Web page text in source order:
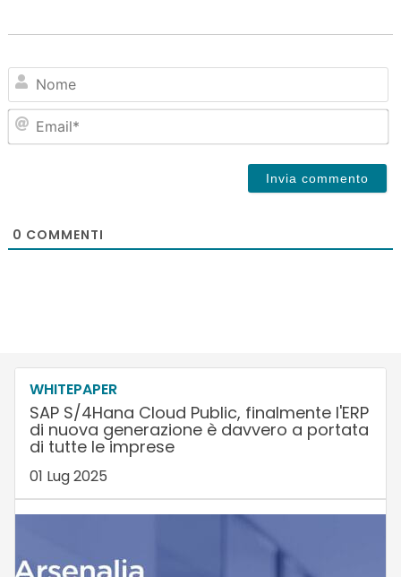
0 COMMENTI
WHITEPAPER
SAP S/4Hana Cloud Public, finalmente l'ERP
di nuova generazione è davvero a portata
di tutte le imprese
01 Lug 2025